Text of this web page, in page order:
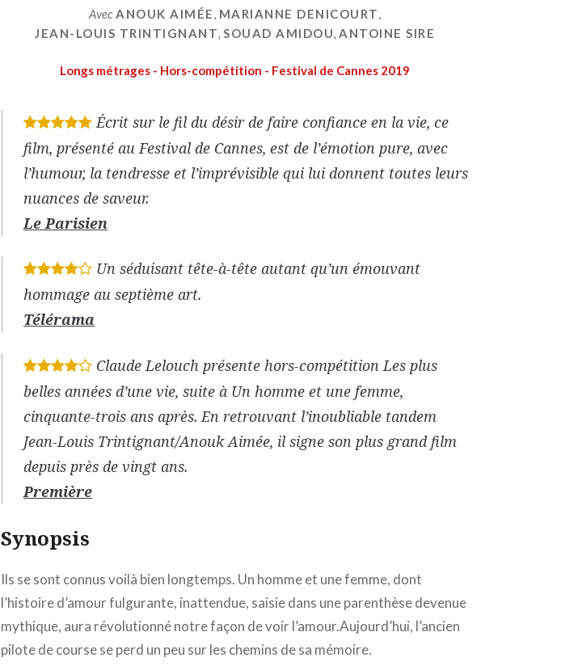
Avec ANOUK AIMÉE MARIANNE DENICOURT
JEAN-LOUIS TRINTIGNANT SOUAD AMIDOU ANTOINE SIRE
Longs métrages - Hors-compétition - Festival de Cannes 2019
* * * * *Écrit sur le fil du désir de faire confiance en la vie, ce
film, présenté au Festival de Cannes, est de l’émotion pure, avec
l’humour, la tendresse et l’imprévisible qui lui donnent toutes leurs
nuances de saveur.
Le Parisien
* * * *
Un séduisant tête-à-tête autant qu’un émouvant
hommage au septième art.
Télérama
* * * *
Claude Lelouch présente hors-compétition Les plus
belles années d’une vie, suite à Un homme et une femme,
cinquante-trois ans après. En retrouvant l’inoubliable tandem
Jean-Louis Trintignant/Anouk Aimée, il signe son plus grand film
depuis près de vingt ans.
Première
Synopsis
Ils se sont connus voilà bien longtemps. Un homme et une femme, dont
l’histoire d’amour fulgurante, inattendue, saisie dans une parenthèse devenue
mythique, aura révolutionné notre façon de voir l’amour.Aujourd’hui, l’ancien
pilote de course se perd un peu sur les chemins de sa mémoire.